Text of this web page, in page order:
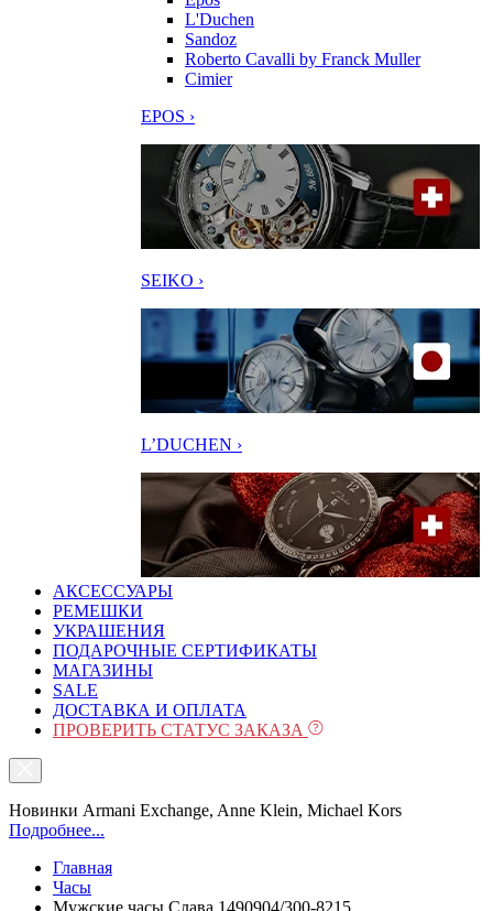
L'Duchen
Sandoz
Roberto Cavalli by Franck Muller
Cimier
EPOS ›
SEIKO ›
L’DUCHEN ›
АКСЕССУАРЫ
РЕМЕШКИ
УКРАШЕНИЯ
ПОДАРОЧНЫЕ СЕРТИФИКАТЫ
МАГАЗИНЫ
SALE
ДОСТАВКА И ОПЛАТА
ПРОВЕРИТЬ СТАТУС ЗАКАЗА
Новинки Armani Exchange, Anne Klein, Michael Kors
Подробнее...
Главная
Часы
Мужские часы Слава 1490904/300-8215